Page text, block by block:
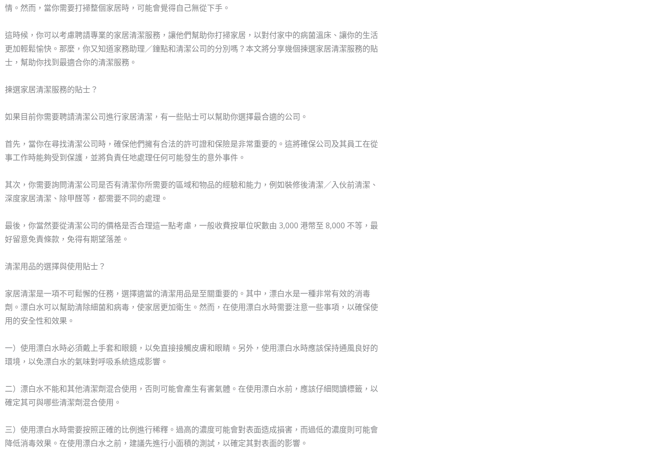
情。然而，當你需要打掃整個家居時，可能會覺得自己無從下手。
這時候，你可以考慮聘請專業的家居清潔服務，讓他們幫助你打掃家居，以對付家中的病菌溫床、讓你的生活
更加輕鬆愉快。那麼，你又知道家務助理／鐘點和清潔公司的分別嗎？本文將分享幾個揀選家居清潔服務的貼
士，幫助你找到最適合你的清潔服務。
揀選家居清潔服務的貼士？
如果目前你需要聘請清潔公司進行家居清潔，有一些貼士可以幫助你選擇最合適的公司。
首先，當你在尋找清潔公司時，確保他們擁有合法的許可證和保險是非常重要的。這將確保公司及其員工在從
事工作時能夠受到保護，並將負責任地處理任何可能發生的意外事件。
其次，你需要詢問清潔公司是否有清潔你所需要的區域和物品的經驗和能力，例如裝修後清潔／入伙前清潔、
深度家居清潔、除甲醛等，都需要不同的處理。
最後，你當然要從清潔公司的價格是否合理這一點考慮，一般收費按單位呎數由 3,000 港幣至 8,000 不等，最
好留意免責條款，免得有期望落差。
清潔用品的選擇與使用貼士？
家居清潔是一項不可鬆懈的任務，選擇適當的清潔用品是至關重要的。其中，漂白水是一種非常有效的消毒
劑。漂白水可以幫助清除細菌和病毒，使家居更加衛生。然而，在使用漂白水時需要注意一些事項，以確保使
用的安全性和效果。
一）使用漂白水時必須戴上手套和眼鏡，以免直接接觸皮膚和眼睛。另外，使用漂白水時應該保持通風良好的
環境，以免漂白水的氣味對呼吸系統造成影響。
二）漂白水不能和其他清潔劑混合使用，否則可能會產生有害氣體。在使用漂白水前，應該仔細閱讀標籤，以
確定其可與哪些清潔劑混合使用。
三）使用漂白水時需要按照正確的比例進行稀釋。過高的濃度可能會對表面造成損害，而過低的濃度則可能會
降低消毒效果。在使用漂白水之前，建議先進行小面積的測試，以確定其對表面的影響。